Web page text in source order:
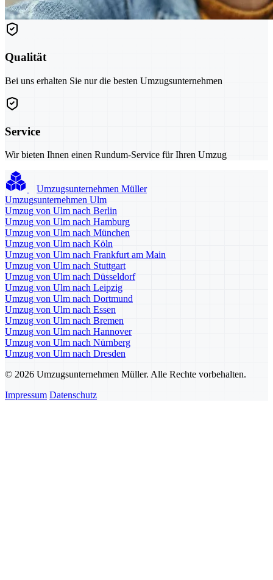
Qualität
Bei uns erhalten Sie nur die besten Umzugsunternehmen
Service
Wir bieten Ihnen einen Rundum-Service für Ihren Umzug
Umzugsunternehmen Müller
Umzugsunternehmen Ulm
Umzug von Ulm nach Berlin
Umzug von Ulm nach Hamburg
Umzug von Ulm nach München
Umzug von Ulm nach Köln
Umzug von Ulm nach Frankfurt am Main
Umzug von Ulm nach Stuttgart
Umzug von Ulm nach Düsseldorf
Umzug von Ulm nach Leipzig
Umzug von Ulm nach Dortmund
Umzug von Ulm nach Essen
Umzug von Ulm nach Bremen
Umzug von Ulm nach Hannover
Umzug von Ulm nach Nürnberg
Umzug von Ulm nach Dresden
© 2026 Umzugsunternehmen Müller. Alle Rechte vorbehalten.
Impressum Datenschutz